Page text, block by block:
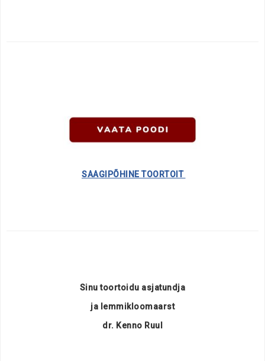
SAAGIPÕHINE TOORTOIT
Sinu toortoidu asjatundja
ja lemmikloomaarst
dr. Kenno Ruul